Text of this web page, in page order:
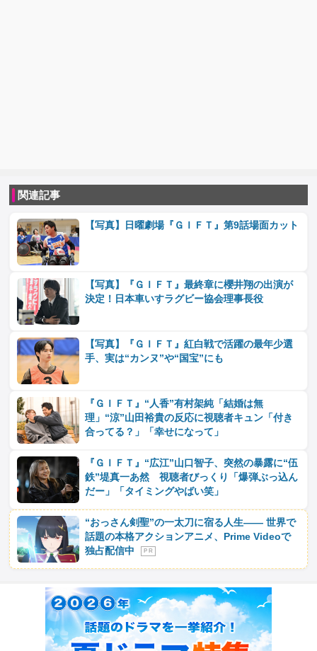
関連記事
【写真】日曜劇場『ＧＩＦＴ』第9話場面カット
【写真】『ＧＩＦＴ』最終章に櫻井翔の出演が
決定！日本車いすラグビー協会理事長役
【写真】『ＧＩＦＴ』紅白戦で活躍の最年少選
手、実は“カンヌ”や“国宝”にも
『ＧＩＦＴ』“人香”有村架純「結婚は無
理」“涼”山田裕貴の反応に視聴者キュン「付き
合ってる？」「幸せになって」
『ＧＩＦＴ』“広江”山口智子、突然の暴露に“伍
鉄”堤真一あ然 視聴者びっくり「爆弾ぶっ込ん
だー」「タイミングやばい笑」
“おっさん剣聖”の一太刀に宿る人生―― 世界で
話題の本格アクションアニメ、Prime Videoで
独占配信中
P R